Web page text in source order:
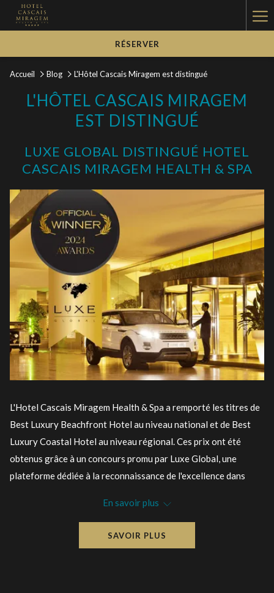
RÉSERVER
Accueil Blog L'Hôtel Cascais Miragem est distingué
L'HÔTEL CASCAIS MIRAGEM
EST DISTINGUÉ
LUXE GLOBAL DISTINGUÉ HOTEL
CASCAIS MIRAGEM HEALTH & SPA
L'Hotel Cascais Miragem Health & Spa a remporté les titres de
Best Luxury Beachfront Hotel au niveau national et de Best
Luxury Coastal Hotel au niveau régional. Ces prix ont été
obtenus grâce à un concours promu par Luxe Global, une
plateforme dédiée à la reconnaissance de l'excellence dans
idéaux pour se détendre, ces récompenses confirment notre
Hôtel comme l'un des meilleurs lieux de séjour.
En savoir plus
SAVOIR PLUS